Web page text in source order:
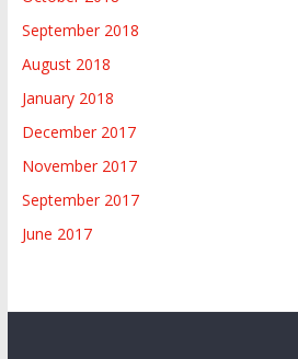
September 2018
August 2018
January 2018
December 2017
November 2017
September 2017
June 2017